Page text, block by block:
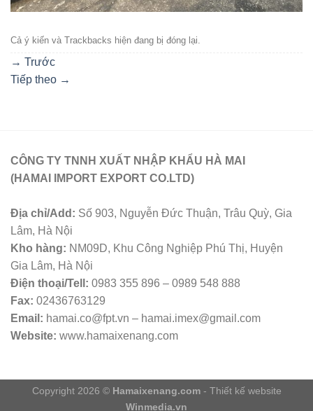
Cả ý kiến ​​và Trackbacks hiện đang bị đóng lại.
→ Trước
Tiếp theo →
CÔNG TY TNNH XUẤT NHẬP KHẨU HÀ MAI
(HAMAI IMPORT EXPORT CO.LTD)
Địa chỉ/Add: Số 903, Nguyễn Đức Thuận, Trâu Quỳ, Gia
Lâm, Hà Nội
Kho hàng: NM09D, Khu Công Nghiệp Phú Thị, Huyện
Gia Lâm, Hà Nội
Điện thoại/Tell: 0983 355 896 – 0989 548 888
Fax: 02436763129
Email: hamai.co@fpt.vn – hamai.imex@gmail.com
Website: www.hamaixenang.com
Copyright 2026 © Hamaixenang.com- Thiết kế website
Winmedia.vn